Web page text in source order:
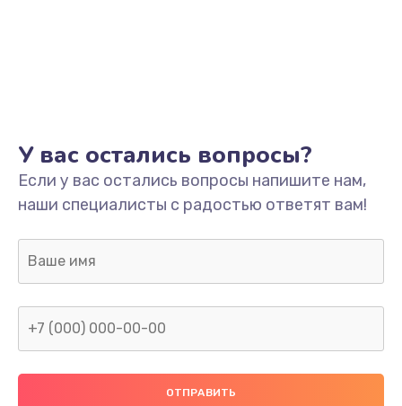
Замена/Pемонт карбюратора
1300 руб.
Заказать
Ремонт капиллярной трубки
400 руб.
У вас остались вопросы?
Если у вас остались вопросы напишите нам,
наши специалисты с радостью ответят вам!